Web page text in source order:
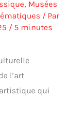
, Musées
/ Par
/ 5 minutes
l’art
qui